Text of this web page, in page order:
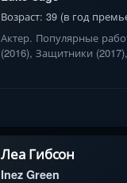
Возраст: 39 (в год
Актер. Популярные
(2016), Защитники
Леа Гибсон
Inez Green